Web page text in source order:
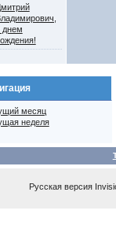
днем
месяц
неделя
Русская версия